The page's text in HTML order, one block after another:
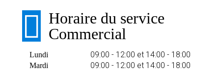
Horaire du service
Commercial
Lundi 09:00 - 12:00 et 14:00 - 18:00
Mardi 09:00 - 12:00 et 14:00 - 18:00